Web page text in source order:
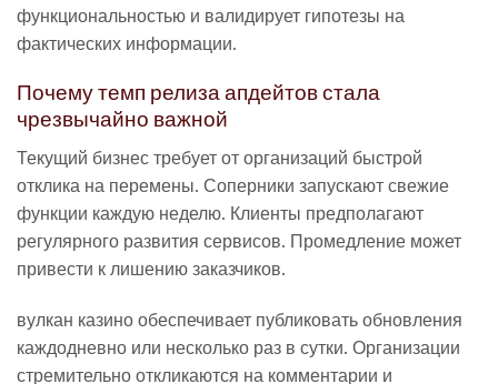
функциональностью и валидирует гипотезы на
фактических информации.
Почему темп релиза апдейтов стала
чрезвычайно важной
Текущий бизнес требует от организаций быстрой
отклика на перемены. Соперники запускают свежие
функции каждую неделю. Клиенты предполагают
регулярного развития сервисов. Промедление может
привести к лишению заказчиков.
вулкан казино обеспечивает публиковать обновления
каждодневно или несколько раз в сутки. Организации
стремительно откликаются на комментарии и